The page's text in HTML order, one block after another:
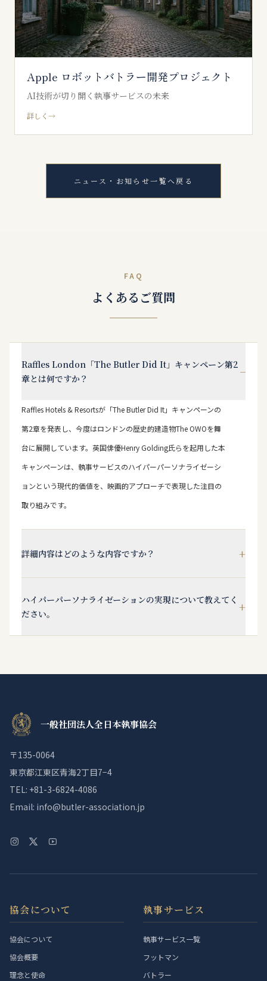
Apple ロボットバトラー開発プロジェクト
AI技術が切り開く執事サービスの未来
詳しく →
ニュース・お知らせ一覧へ戻る
FAQ
よくあるご質問
Raffles London「The Butler Did It」キャンペーン第2
章とは何ですか？
−
Raffles Hotels & Resortsが「The Butler Did It」キャンペーンの
第2章を発表し、今度はロンドンの歴史的建造物The OWOを舞
台に展開しています。英国俳優Henry Golding氏らを起用した本
キャンペーンは、執事サービスのハイパーパーソナライゼーシ
ョンという現代的価値を、映画的アプローチで表現した注目の
取り組みです。
詳細内容はどのような内容ですか？ +
ハイパーパーソナライゼーションの実現について教えてく
ださい。
+
一般社団法人全日本執事協会
〒135-0064
東京都江東区青海2丁目7−4
TEL: +81-3-6824-4086
Email: info@butler-association.jp
協会について
協会について
協会概要
理念と使命
執事サービス
執事サービス一覧
フットマン
バトラー